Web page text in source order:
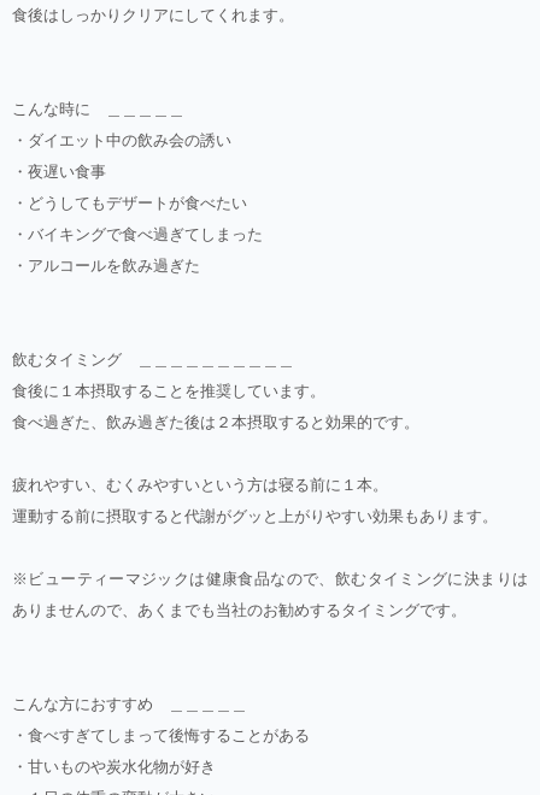
食後はしっかりクリアにしてくれます。
こんな時に ＿＿＿＿＿
・ダイエット中の飲み会の誘い
・夜遅い食事
・どうしてもデザートが食べたい
・バイキングで食べ過ぎてしまった
・アルコールを飲み過ぎた
飲むタイミング ＿＿＿＿＿＿＿＿＿＿
食後に１本摂取することを推奨しています。
食べ過ぎた、飲み過ぎた後は２本摂取すると効果的です。
疲れやすい、むくみやすいという方は寝る前に１本。
運動する前に摂取すると代謝がグッと上がりやすい効果もあります。
※ビューティーマジックは健康食品なので、飲むタイミングに決まりは
ありませんので、あくまでも当社のお勧めするタイミングです。
こんな方におすすめ ＿＿＿＿＿
・食べすぎてしまって後悔することがある
・甘いものや炭水化物が好き